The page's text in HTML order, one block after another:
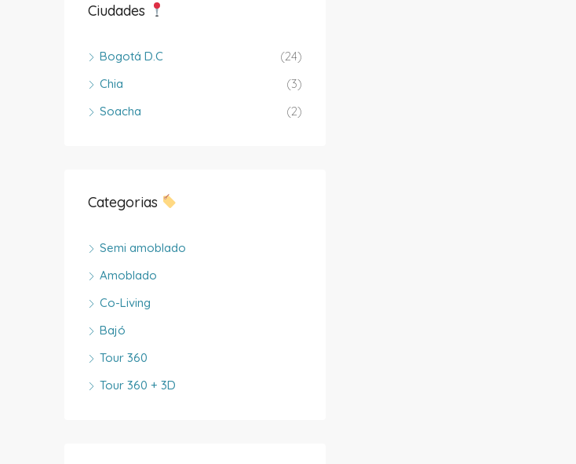
Ciudades
Bogotá D.C
(24)
Chia
(3)
Soacha
(2)
Categorias
Semi amoblado
Amoblado
Co-Living
Bajó
Tour 360
Tour 360 + 3D